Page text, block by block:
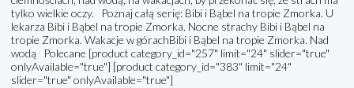
tylko wielkie oczy. Poznaj całą serię: Bibi i Bąbel na tropie Zmorka. U
lekarza Bibi i Bąbel na tropie Zmorka. Nocne strachy Bibi i Bąbel na
tropie Zmorka. Wakacje w górachBibi i Bąbel na tropie Zmorka. Nad
wodą Polecane [product category_id="257" limit="24" slider="true"
onlyAvailable="true"] [product category_id="383" limit="24"
slider="true" onlyAvailable="true"]